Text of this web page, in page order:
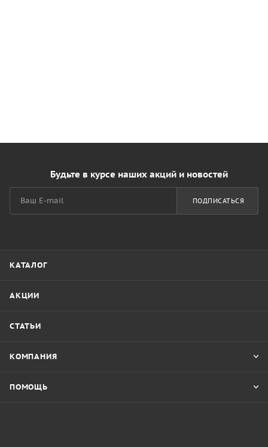
Будьте в курсе наших акций и новостей
ПОДПИСАТЬСЯ
КАТАЛОГ
АКЦИИ
СТАТЬИ
КОМПАНИЯ
ПОМОЩЬ